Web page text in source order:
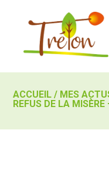
ACCUEIL / MES
REFUS DE LA